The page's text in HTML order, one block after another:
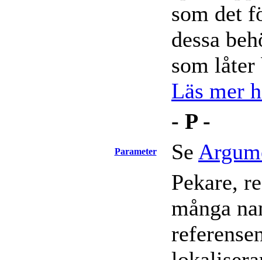
som det
dessa
som låter
Läs mer
- P -
Parameter Se
Pekare,
många